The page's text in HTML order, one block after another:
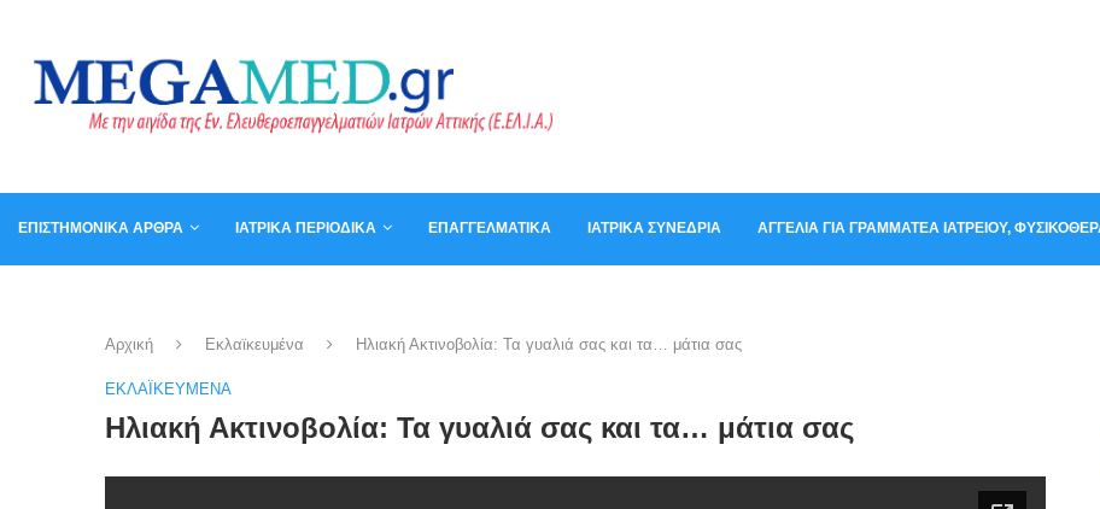
ΕΠΙΣΤΗΜΟΝΙΚΆ ΆΡΘΡΑ ΙΑΤΡΙΚΆ ΠΕΡΙΟΔΙΚΆ ΕΠΑΓΓΕΛΜΑΤΙΚΆ ΙΑΤΡΙΚΆ ΣΥΝΈΔΡΙΑ ΑΓΓΕΛΊΑ ΓΙΑ ΓΡΑΜΜΑΤΈΑ ΙΑΤΡΕΊΟΥ,
Αρχική Εκλαϊκευμένα Ηλιακή Ακτινοβολία: Τα γυαλιά σας και τα… μάτια σας
ΕΚΛΑΪΚΕΥΜΈΝΑ
Ηλιακή Ακτινοβολία: Τα γυαλιά σας και τα… μάτια σας